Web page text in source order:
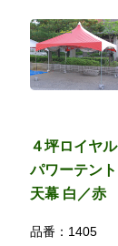
４坪ロイヤル
パワーテント
天幕 白／赤
品番： 1405